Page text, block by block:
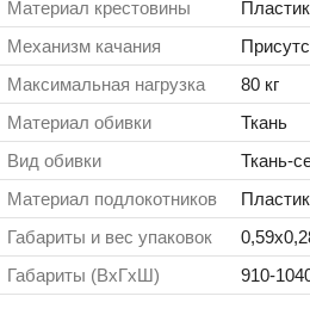
Материал крестовины
Пластик
Механизм качания
Максимальная нагрузка
80 кг
Материал обивки
Ткань
Вид обивки
Ткань-
Материал подлокотников
Пластик
Габариты и вес упаковок
Габариты (ВхГхШ)
910-